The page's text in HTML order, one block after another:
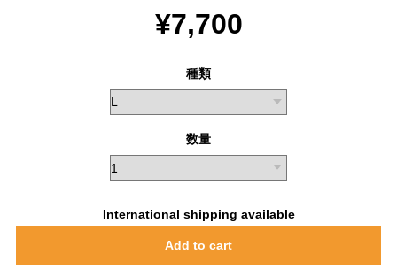
¥7,700
種類
数量
International shipping available
Add to cart